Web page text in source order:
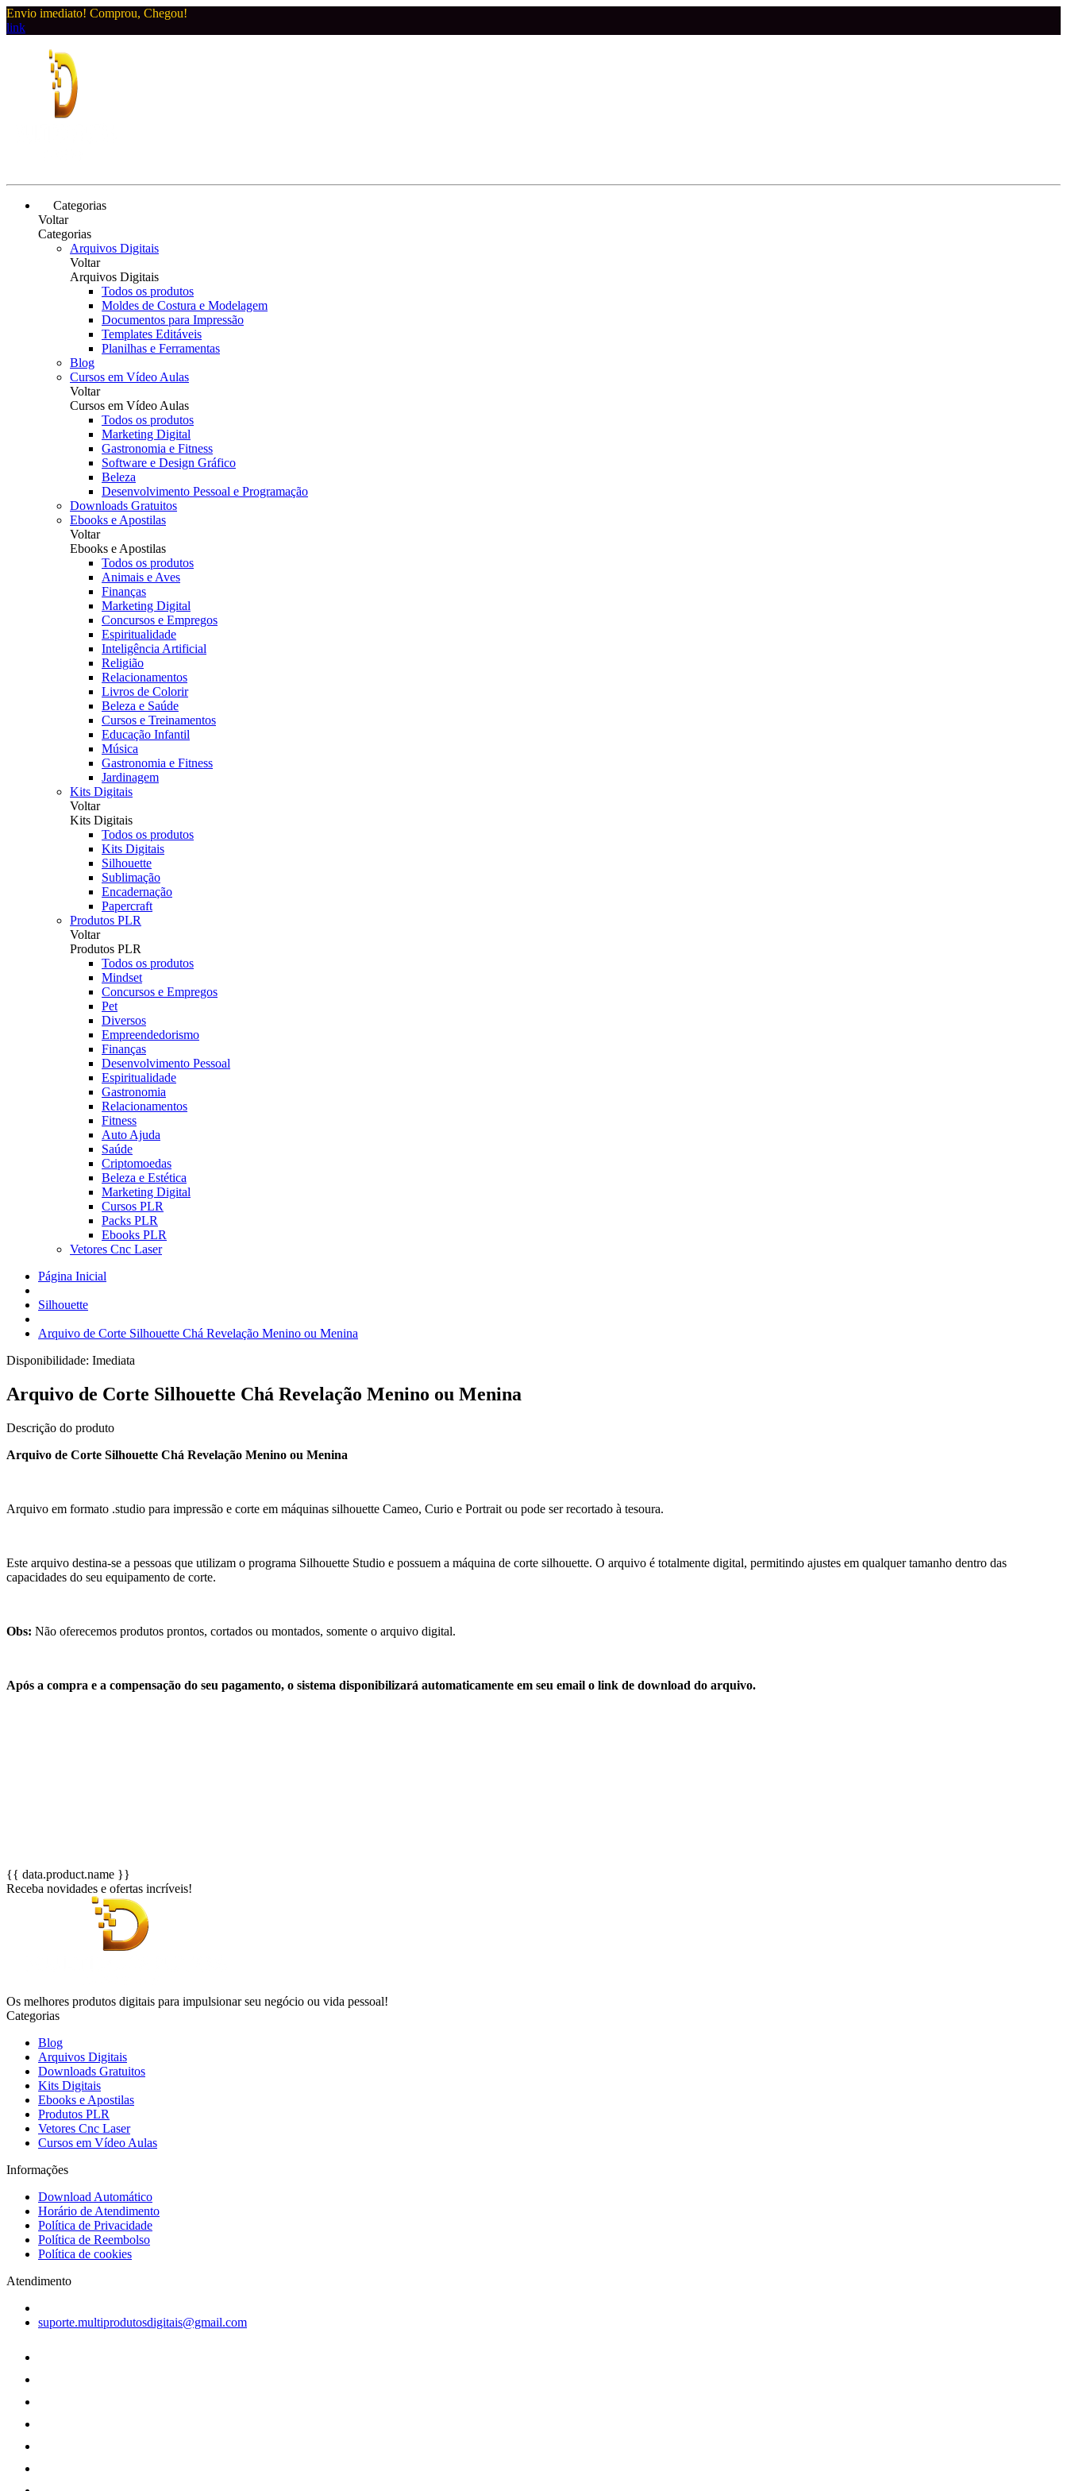
Envio imediato! Comprou, Chegou!
link
Categorias
Voltar
Categorias
Arquivos Digitais
Voltar
Arquivos Digitais
Todos os produtos
Moldes de Costura e Modelagem
Documentos para Impressão
Templates Editáveis
Planilhas e Ferramentas
Blog
Cursos em Vídeo Aulas
Voltar
Cursos em Vídeo Aulas
Todos os produtos
Marketing Digital
Gastronomia e Fitness
Software e Design Gráfico
Beleza
Desenvolvimento Pessoal e Programação
Downloads Gratuitos
Ebooks e Apostilas
Voltar
Ebooks e Apostilas
Todos os produtos
Animais e Aves
Finanças
Marketing Digital
Concursos e Empregos
Espiritualidade
Inteligência Artificial
Religião
Relacionamentos
Livros de Colorir
Beleza e Saúde
Cursos e Treinamentos
Educação Infantil
Música
Gastronomia e Fitness
Jardinagem
Kits Digitais
Voltar
Kits Digitais
Todos os produtos
Kits Digitais
Silhouette
Sublimação
Encadernação
Papercraft
Produtos PLR
Voltar
Produtos PLR
Todos os produtos
Mindset
Concursos e Empregos
Pet
Diversos
Empreendedorismo
Finanças
Desenvolvimento Pessoal
Espiritualidade
Gastronomia
Relacionamentos
Fitness
Auto Ajuda
Saúde
Criptomoedas
Beleza e Estética
Marketing Digital
Cursos PLR
Packs PLR
Ebooks PLR
Vetores Cnc Laser
Página Inicial
Silhouette
Arquivo de Corte Silhouette Chá Revelação Menino ou Menina
Disponibilidade: Imediata
Arquivo de Corte Silhouette Chá Revelação Menino ou Menina
Descrição do produto
Arquivo de Corte Silhouette Chá Revelação Menino ou Menina
Arquivo em formato .studio para impressão e corte em máquinas silhouette Cameo, Curio e Portrait ou pode ser recortado à tesoura.
Este arquivo destina-se a pessoas que utilizam o programa Silhouette Studio e possuem a máquina de corte silhouette. O arquivo é totalmente digital, permitindo ajustes em qualquer tamanho dentro das
capacidades do seu equipamento de corte.
Obs: Não oferecemos produtos prontos, cortados ou montados, somente o arquivo digital.
Após a compra e a compensação do seu pagamento, o sistema disponibilizará automaticamente em seu email o link de download do arquivo.
{{ data.product.name }}
Receba novidades e ofertas incríveis!
Os melhores produtos digitais para impulsionar seu negócio ou vida pessoal!
Categorias
Blog
Arquivos Digitais
Downloads Gratuitos
Kits Digitais
Ebooks e Apostilas
Produtos PLR
Vetores Cnc Laser
Cursos em Vídeo Aulas
Informações
Download Automático
Horário de Atendimento
Política de Privacidade
Política de Reembolso
Política de cookies
Atendimento
suporte.multiprodutosdigitais@gmail.com